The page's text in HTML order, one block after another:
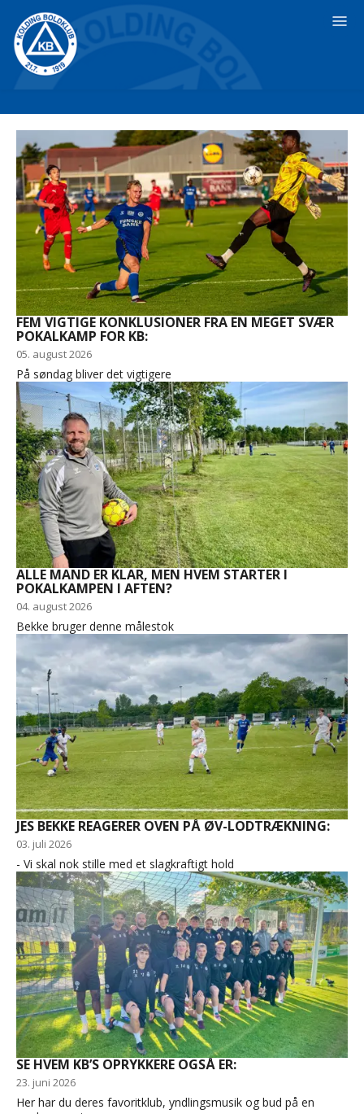
FEM VIGTIGE KONKLUSIONER FRA EN MEGET SVÆR
POKALKAMP FOR KB:
05. august 2026
På søndag bliver det vigtigere
ALLE MAND ER KLAR, MEN HVEM STARTER I
POKALKAMPEN I AFTEN?
04. august 2026
Bekke bruger denne målestok
JES BEKKE REAGERER OVEN PÅ ØV-LODTRÆKNING:
03. juli 2026
- Vi skal nok stille med et slagkraftigt hold
SE HVEM KB’S OPRYKKERE OGSÅ ER:
23. juni 2026
Her har du deres favoritklub, yndlingsmusik og bud på en